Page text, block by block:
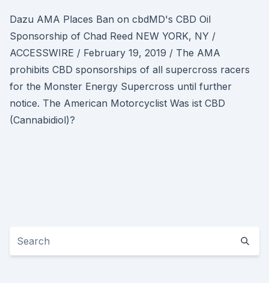
Dazu AMA Places Ban on cbdMD's CBD Oil
Sponsorship of Chad Reed NEW YORK, NY /
ACCESSWIRE / February 19, 2019 / The AMA
prohibits CBD sponsorships of all supercross racers
for the Monster Energy Supercross until further
notice. The American Motorcyclist Was ist CBD
(Cannabidiol)?